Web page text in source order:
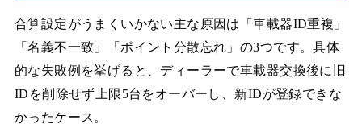
合算設定がうまくいかない主な原因は「車載器ID重複」
「名義不一致」「ポイント分散忘れ」の3つです。具体
的な失敗例を挙げると、ディーラーで車載器交換後に旧
IDを削除せず上限5台をオーバーし、新IDが登録できな
かったケース。